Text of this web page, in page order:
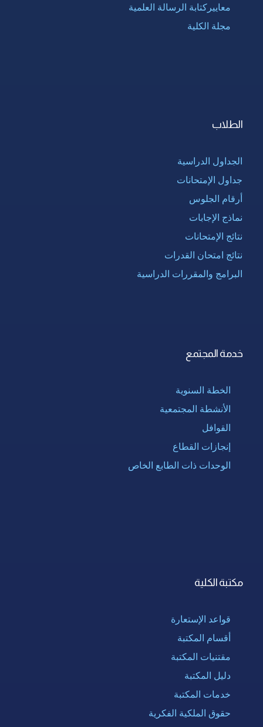
معاييركتابة الرسالة العلمية
مجلة الكلية
الطلاب
الجداول الدراسية
جداول الإمتحانات
أرقام الجلوس
نماذج الإجابات
نتائج الإمتحانات
نتائج امتحان القدرات
البرامج والمقررات الدراسية
خدمة المجتمع
الخطة السنوية
الأنشطة المجتمعية
القوافل
إنجازات القطاع
الوحدات ذات الطابع الخاص
مكتبة الكلية
قواعد الإستعارة
أقسام المكتبة
مقتنيات المكتبة
دليل المكتبة
خدمات المكتبة
حقوق الملكية الفكرية